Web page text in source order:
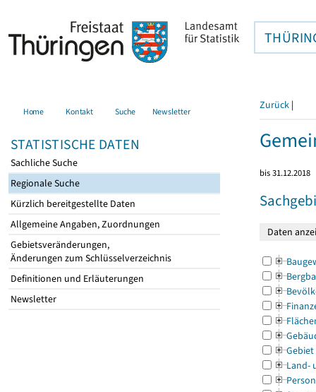
Home Kontakt Suche Newsletter
STATISTISCHE DATEN
Sachliche Suche
Regionale Suche
Kürzlich bereitgestellte Daten
Allgemeine Angaben, Zuordnungen
Gebietsveränderungen,
Änderungen zum Schlüsselverzeichnis
Definitionen und Erläuterungen
Newsletter
Zurück |
bis 31.12.2018
Gebiet
Land-